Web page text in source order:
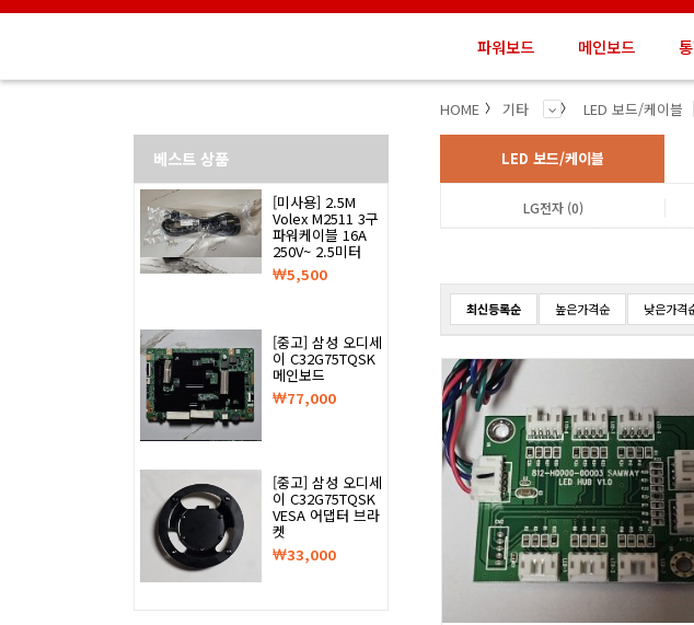
파워보드 메인보드
HOME 기타 LED 보드/케이블
LED 보드/케이블
LG전자 (0)
최신등록순 높은가격순 낮은가격
베스트 상품
[미사용] 2.5M
Volex M2511 3구
파워케이블 16A
250V~ 2.5미터
5,500
[중고] 삼성 오디세
이 C32G75TQSK
메인보드
77,000
[중고] 삼성 오디세
이 C32G75TQSK
VESA 어댑터 브라
켓
33,000